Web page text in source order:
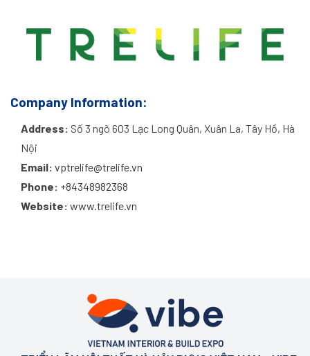
Company Information:
Address: Số 3 ngõ 603 Lạc Long Quân, Xuân La, Tây Hồ, Hà
Nội
Email: vptrelife@trelife.vn
Phone: +84348982368
Website: www.trelife.vn